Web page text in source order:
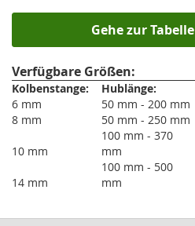
Gehe zur Tabelle
Verfügbare Größen:
Kolbenstange: Hublänge:
6 mm
50 mm - 200 mm
8 mm
50 mm - 250 mm
10 mm
100 mm - 370
mm
14 mm
100 mm - 500
mm